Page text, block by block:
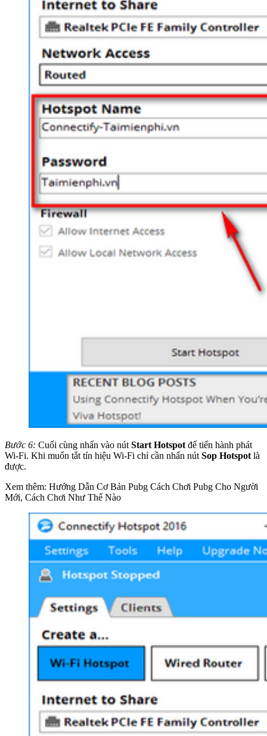
Bước 6: Cuối cùng nhấn vào nút Start Hotspot để tiến hành phát
Wi-Fi. Khi muốn tắt tín hiệu Wi-Fi chỉ cần nhấn nút Sop Hotspot là
được.
Xem thêm: Hướng Dẫn Cơ Bản Pubg Cách Chơi Pubg Cho Người
Mới, Cách Chơi Như Thế Nào